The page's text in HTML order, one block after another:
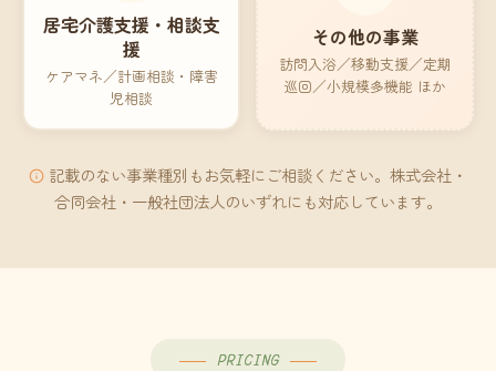
居宅介護支援・相談支
援
ケアマネ／計画相談・障害
児相談
その他の事業
訪問入浴／移動支援／定期
巡回／小規模多機能 ほか
記載のない事業種別もお気軽にご相談ください。株式会社・
合同会社・一般社団法人のいずれにも対応しています。
PRICING